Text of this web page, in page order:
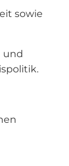
sowie
und